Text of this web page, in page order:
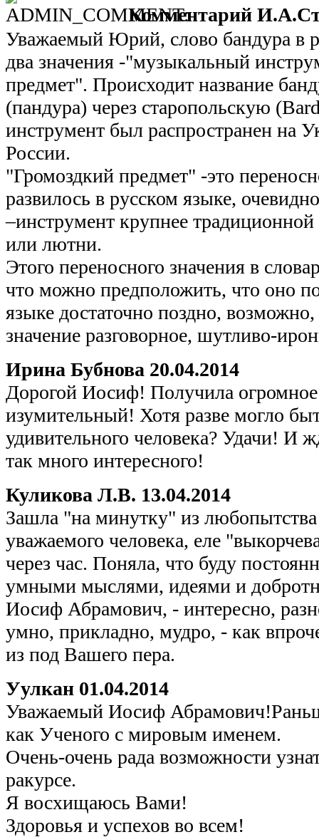
Комментарий
Уважаемый Юрий, слово бандура в
два значения -"музыкальный
предмет". Происходит название
(пандура) через старопольскую
инструмент был распространен на
России.
"Громоздкий предмет" -это
развилось в русском языке,
–инструмент крупнее традиционной
или лютни.
Этого переносного значения в
что можно предположить, что оно
языке достаточно поздно,
значение разговорное, шутливо-
Ирина Бубнова 20.04.2014
Дорогой Иосиф! Получила огромное
изумительный! Хотя разве могло
удивительного человека? Удачи! И
так много интересного!
Куликова Л.В. 13.04.2014
Зашла "на минутку" из любопытства
уважаемого человека, еле
через час. Поняла, что буду
умными мыслями, идеями и
Иосиф Абрамович, - интересно,
умно, прикладно, мудро, - как
из под Вашего пера.
Уулкан 01.04.2014
Уважаемый Иосиф
как Ученого с мировым именем.
Очень-очень рада возможности
ракурсе.
Я восхищаюсь Вами!
Здоровья и успехов во всем!